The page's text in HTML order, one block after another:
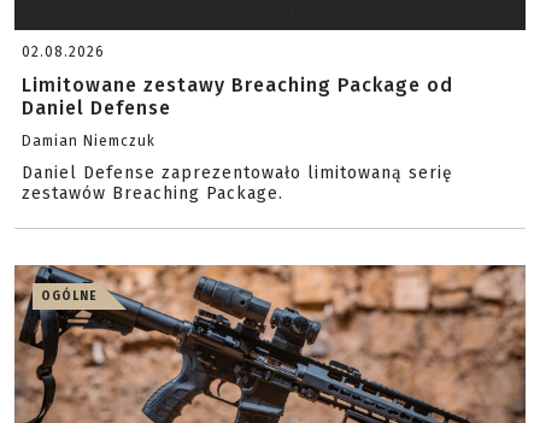
02.08.2026
Limitowane zestawy Breaching Package od
Daniel Defense
Damian Niemczuk
Daniel Defense zaprezentowało limitowaną serię
zestawów Breaching Package.
OGÓLNE